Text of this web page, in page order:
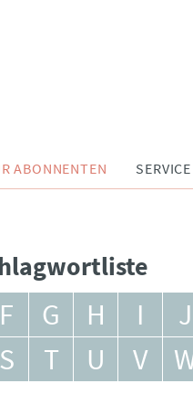
ABONNENTEN SERVICE
F G H I J
S T U V